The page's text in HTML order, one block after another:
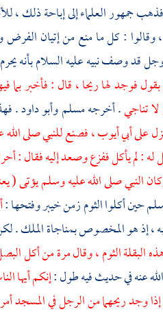
جمهور العلماء إلى إباحة ذلك ،
، وقالوا : كل ما منع من إتيان الفرض
قد وصف نبيه عليه السلام بأنه
فوجد لها ريحا ، قال : فأخبر بما
تناجي. أخرجهمسلموأبو داود.
علىأبي أيوب، فصنع للنبي صلى
: لم يأكل ففزع وصعد إليه فقال :
النبي صلى الله عليه وسلم يؤتى (
حين أكلوا الثوم زمنخيبروفتحها :
إذ هو المخصوص بمناجاة الملك .
البقلة الثوم ، وقال مرة من أكل
عنه في حديث فيه طول :إنكم أيها
وجد ريحهما من الرجل في المسجد